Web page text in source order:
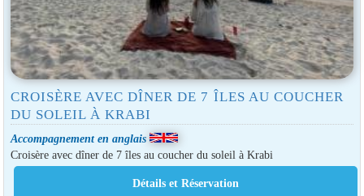
CROISÈRE AVEC DÎNER DE 7 ÎLES AU COUCHER
DU SOLEIL À KRABI
Accompagnement en anglais
Croisère avec dîner de 7 îles au coucher du soleil à Krabi